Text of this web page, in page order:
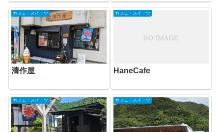
カフェ・スイーツ
清作屋
カフェ・スイーツ
HaneCafe
カフェ・スイーツ カフェ・スイーツ